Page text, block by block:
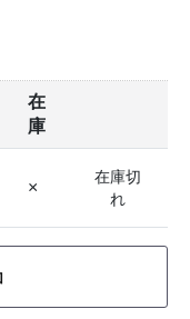
在
庫
×
在庫切
れ